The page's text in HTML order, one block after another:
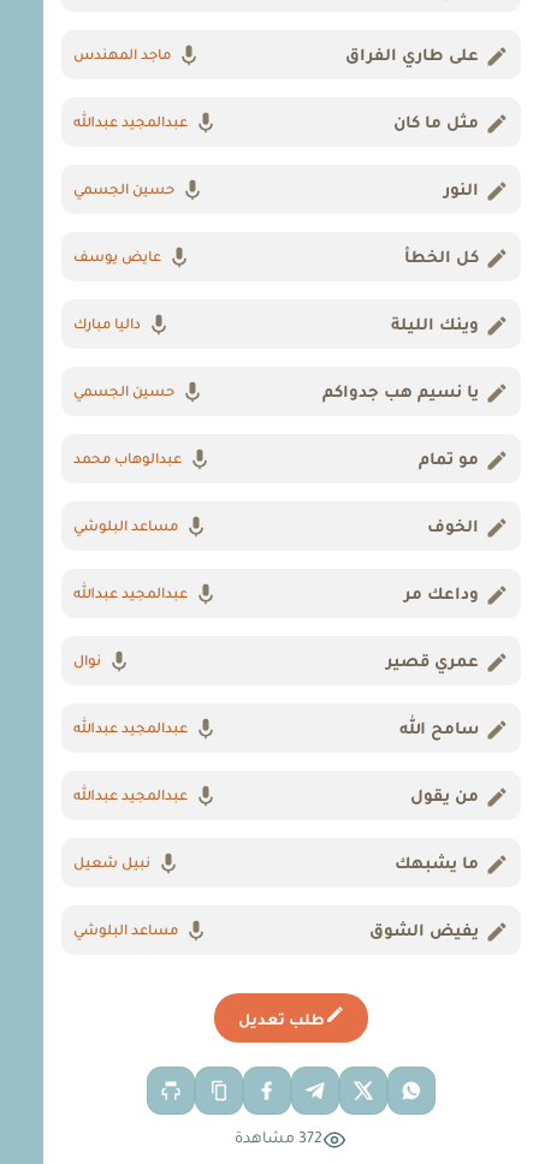
على طاري الفراق ماجد المهندس
مثل ما كان عبدالمجيد عبدالله
النور حسين الجسمي
كل الخطأ عايض يوسف
وينك الليلة داليا مبارك
يا نسيم هب جدواكم حسين الجسمي
مو تمام عبدالوهاب محمد
الخوف مساعد البلوشي
وداعك مر عبدالمجيد عبدالله
عمري قصير نوال
سامح الله عبدالمجيد عبدالله
من يقول عبدالمجيد عبدالله
ما يشبهك نبيل شعيل
يفيض الشوق مساعد البلوشي
طلب تعديل
372 مشاهدة